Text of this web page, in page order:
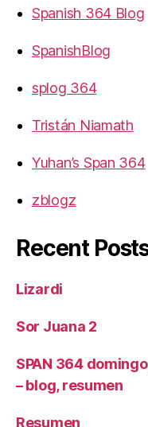
Spanish 364 Blog
SpanishBlog
splog 364
Tristán Niamath
Yuhan’s Span 364
zblogz
Recent
Lizardi
Sor Juana 2
SPAN 364
– blog, resumen
Resumen